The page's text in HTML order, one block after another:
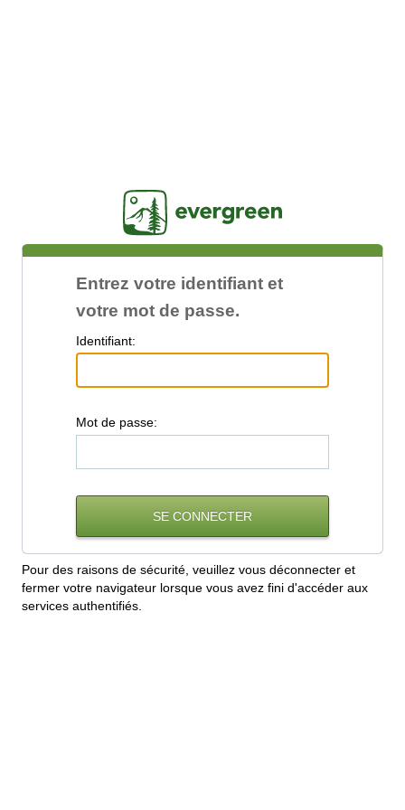
Entrez votre identifiant et
votre mot de passe.
Identifiant:
Mot de passe:
Pour des raisons de sécurité, veuillez vous déconnecter et
fermer votre navigateur lorsque vous avez fini d'accéder aux
services authentifiés.